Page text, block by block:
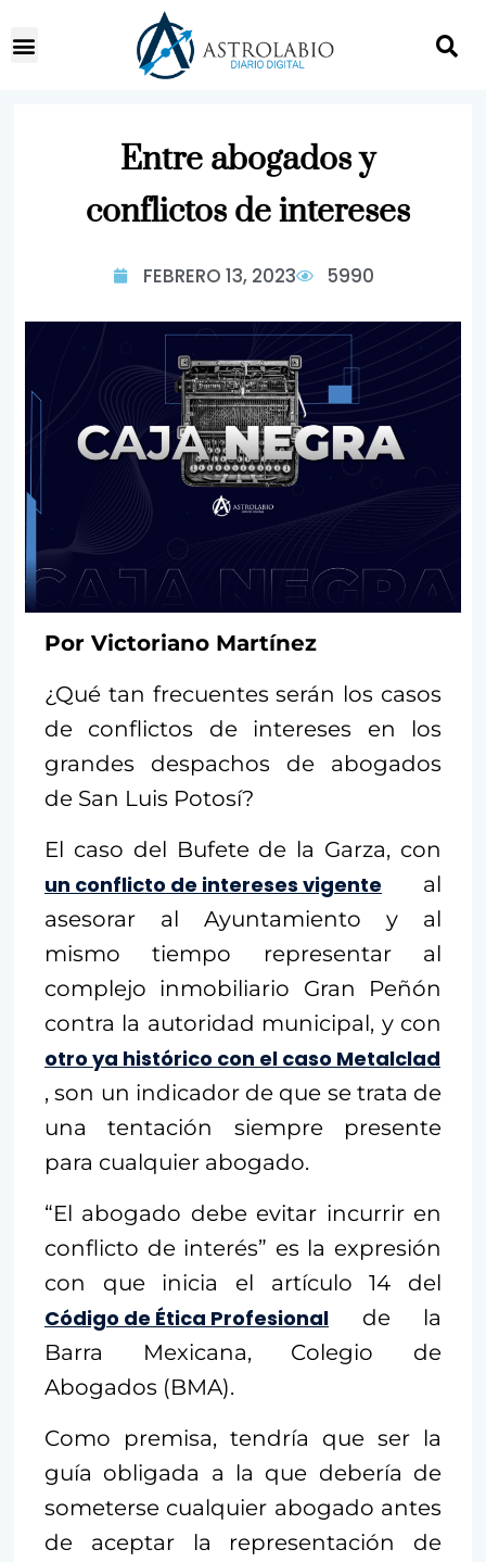
Entre abogados y
conflictos de intereses
FEBRERO 13, 2023 5990
Por Victoriano Martínez
¿Qué tan frecuentes serán los casos
de conflictos de intereses en los
grandes despachos de abogados
de San Luis Potosí?
El caso del Bufete de la Garza, con
un conflicto de intereses vigente al
asesorar al Ayuntamiento y al
mismo tiempo representar al
complejo inmobiliario Gran Peñón
contra la autoridad municipal, y con
otro ya histórico con el caso Metalclad
, son un indicador de que se trata de
una tentación siempre presente
para cualquier abogado.
“El abogado debe evitar incurrir en
conflicto de interés” es la expresión
con que inicia el artículo 14 del
Código de Ética Profesional de la
Barra Mexicana, Colegio de
Abogados (BMA).
Como premisa, tendría que ser la
guía obligada a la que debería de
someterse cualquier abogado antes
de aceptar la representación de